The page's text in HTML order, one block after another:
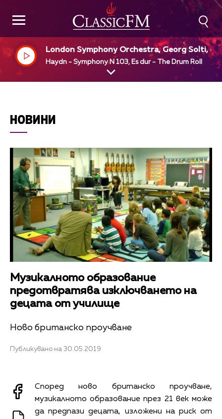
London Symphony Orchestra, Georg Solti, dir
Haydn - Symphony N 103, Es dur - The Drum Roll
НОВИНИ
Музикалното образование
предотвратява изключването на
децата от училище
Ново британско проучване
Публикувано на 30.05.2019
Според ново британско проучване,
музикалното образование през 21 век може
да предпази децата, изложени на риск от